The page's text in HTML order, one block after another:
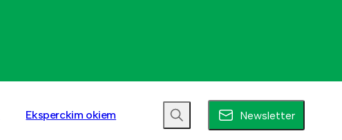
Eksperckim okiem Newsletter